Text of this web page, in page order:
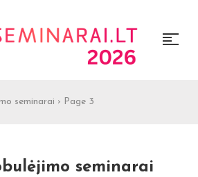
seminarai › Page 3
seminarai